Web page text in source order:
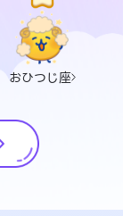
おひつじ座